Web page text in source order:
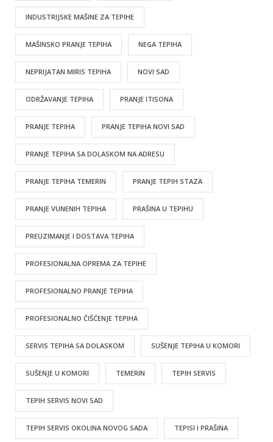
INDUSTRIJSKE MAŠINE ZA TEPIHE
MAŠINSKO PRANJE TEPIHA NEGA TEPIHA
NEPRIJATAN MIRIS TEPIHA NOVI SAD
ODRŽAVANJE TEPIHA PRANJE ITISONA
PRANJE TEPIHA PRANJE TEPIHA NOVI SAD
PRANJE TEPIHA SA DOLASKOM NA ADRESU
PRANJE TEPIHA TEMERIN PRANJE TEPIH STAZA
PRANJE VUNENIH TEPIHA PRAŠINA U TEPIHU
PREUZIMANJE I DOSTAVA TEPIHA
PROFESIONALNA OPREMA ZA TEPIHE
PROFESIONALNO PRANJE TEPIHA
PROFESIONALNO ČIŠĆENJE TEPIHA
SERVIS TEPIHA SA DOLASKOM SUŠENJE TEPIHA U KOMORI
SUŠENJE U KOMORI TEMERIN TEPIH SERVIS
TEPIH SERVIS NOVI SAD
TEPIH SERVIS OKOLINA NOVOG SADA TEPISI I PRAŠINA